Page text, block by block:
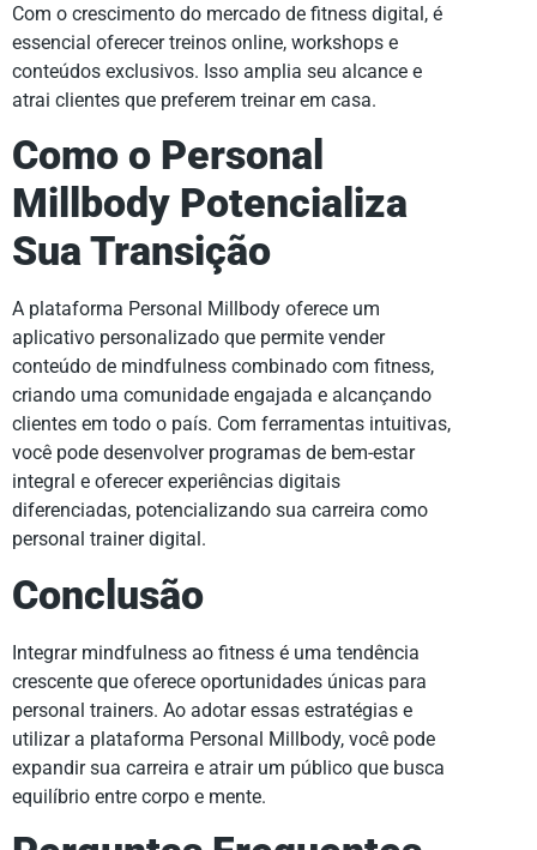
Com o crescimento do mercado de fitness digital, é
essencial oferecer treinos online, workshops e
conteúdos exclusivos. Isso amplia seu alcance e
atrai clientes que preferem treinar em casa.
Como o Personal
Millbody Potencializa
Sua Transição
A plataforma Personal Millbody oferece um
aplicativo personalizado que permite vender
conteúdo de mindfulness combinado com fitness,
criando uma comunidade engajada e alcançando
clientes em todo o país. Com ferramentas intuitivas,
você pode desenvolver programas de bem-estar
integral e oferecer experiências digitais
diferenciadas, potencializando sua carreira como
personal trainer digital.
Conclusão
Integrar mindfulness ao fitness é uma tendência
crescente que oferece oportunidades únicas para
personal trainers. Ao adotar essas estratégias e
utilizar a plataforma Personal Millbody, você pode
expandir sua carreira e atrair um público que busca
equilíbrio entre corpo e mente.